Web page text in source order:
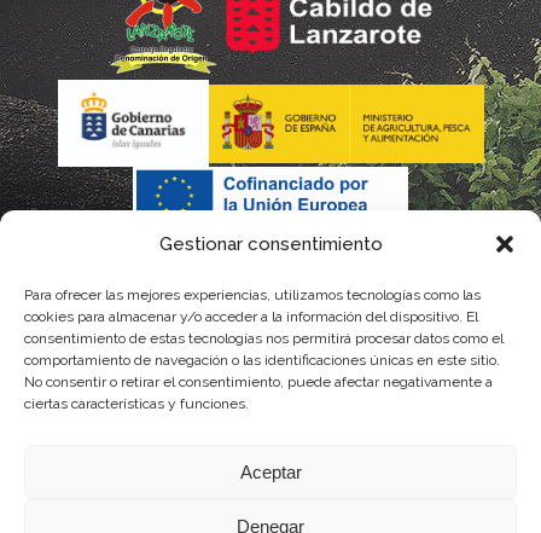
Gestionar consentimiento
Para ofrecer las mejores experiencias, utilizamos tecnologías como las
cookies para almacenar y/o acceder a la información del dispositivo. El
consentimiento de estas tecnologías nos permitirá procesar datos como el
comportamiento de navegación o las identificaciones únicas en este sitio.
No consentir o retirar el consentimiento, puede afectar negativamente a
ciertas características y funciones.
Aceptar
Denegar
La gestión de la DOP Lanzarote realizada por este Consejo Regulador es financiada,
con fondos provenientes del presupuesto de gastos del Instituto Canario de
Calidad Agroalimentaria